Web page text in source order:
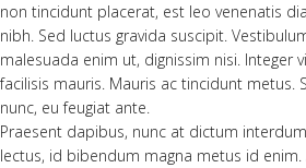
non tincidunt placerat, est leo venenatis
nibh. Sed luctus gravida suscipit.
malesuada enim ut, dignissim nisi. Integer
facilisis mauris. Mauris ac tincidunt metus.
nunc, eu feugiat ante.
Praesent dapibus, nunc at dictum
lectus, id bibendum magna metus id